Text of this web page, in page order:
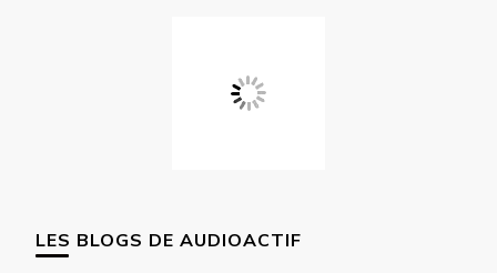
LES BLOGS DE AUDIOACTIF